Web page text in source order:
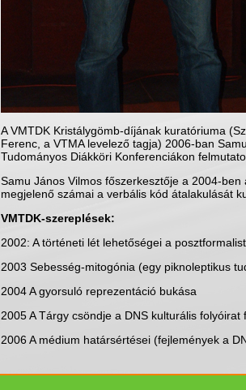
A VMTDK Kristálygömb-díjának kuratóriuma
Ferenc, a VTMA levelező tagja) 2006-ban
Tudományos Diákköri Konferenciákon
Samu János Vilmos főszerkesztője a 2004-
megjelenő számai a verbális kód átalakulását
VMTDK-szereplések:
2002: A történeti lét lehetőségei a
2003 Sebesség-mitogónia (egy piknoleptikus
2004 A gyorsuló reprezentáció bukása
2005 A Tárgy csöndje a DNS kulturális folyóirat
2006 A médium határsértései (fejlemények a